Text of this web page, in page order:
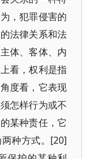
，犯罪侵害的
法律关系和法
体、客体、内
看，权利是指
度看，它表现
怎样行为或不
某种责任，它
种方式。[20]